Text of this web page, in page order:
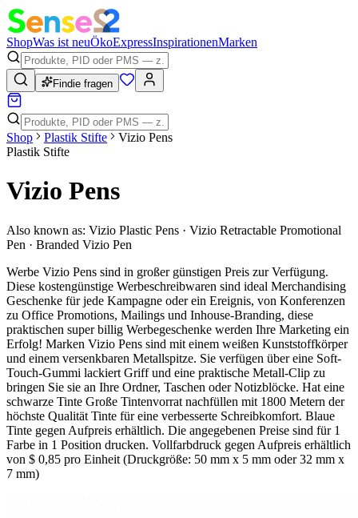
ShopWas ist neuÖkoExpressInspirationenMarken
Findie fragen
Shop Plastik Stifte
Vizio Pens
Plastik Stifte
Vizio Pens
Also known as: Vizio Plastic Pens · Vizio Retractable Promotional
Pen · Branded Vizio Pen
Werbe Vizio Pens sind in großer günstigen Preis zur Verfügung.
Diese kostengünstige Werbeschreibwaren sind ideal Merchandising
Geschenke für jede Kampagne oder ein Ereignis, von Konferenzen
zu Office Promotions, Mailings und Inhouse-Branding, diese
praktischen super billig Werbegeschenke werden Ihre Marketing ein
Erfolg! Marken Vizio Pens sind mit einem weißen Kunststoffkörper
und einem versenkbaren Metallspitze. Sie verfügen über eine Soft-
Touch-Gummi lackiert Griff und eine praktische Metall-Clip zu
bringen Sie sie an Ihre Ordner, Taschen oder Notizblöcke. Hat eine
schwarze Tinte Große Tintenvorrat nachfüllen mit 1800 Metern der
höchste Qualität Tinte für eine verbesserte Schreibkomfort. Blaue
Tinte gegen Aufpreis erhältlich. Die angegebenen Preise sind für 1
Farbe in 1 Position drucken. Vollfarbdruck gegen Aufpreis erhältlich
von $ 0,85 pro Einheit (Druckgröße: 50 mm x 5 mm oder 32 mm x
7 mm)